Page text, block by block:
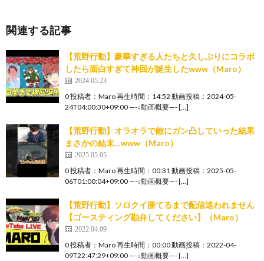
関連する記事
【荒野行動】豪華すぎる人たちと久しぶりにコラボ
したら面白すぎて神回が誕生したwww（Maro）
2024.05.23
0 投稿者：Maro 再生時間：14:52 動画投稿：2024-05-
24T04:00:30+09:00 —-↓動画概要—- […]
【荒野行動】オラオラで敵にガン凸していった結果
まさかの結末…www（Maro）
2025.05.05
0 投稿者：Maro 再生時間：00:31 動画投稿：2025-05-
06T01:00:04+09:00 —-↓動画概要—- […]
【荒野行動】ソロクイ勝てるまで配信追われません
【ゴースティング勘弁してください】（Maro）
2022.04.09
0 投稿者：Maro 再生時間：00:00 動画投稿：2022-04-
09T22:47:29+09:00 —-↓動画概要—- […]